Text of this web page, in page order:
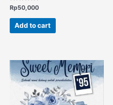
Rated
0
out
Rp50,000
Add to cart